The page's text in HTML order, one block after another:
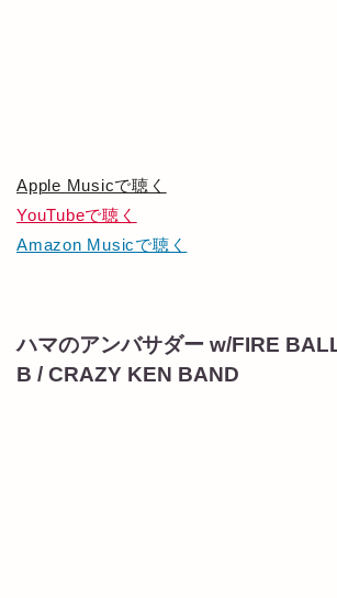
Apple Musicで聴く
YouTubeで聴く
Amazon Musicで聴く
ハマのアンバサダー w/FIRE
B / CRAZY KEN BAND